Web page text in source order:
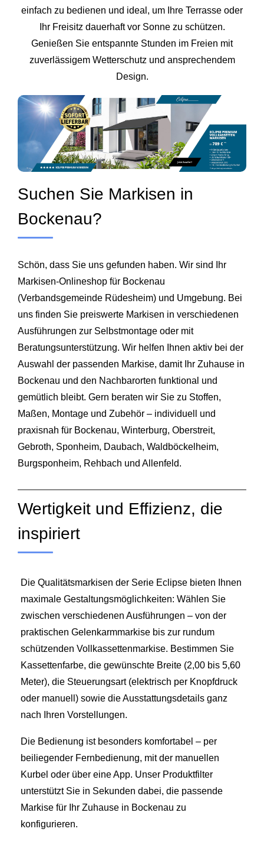
einfach zu bedienen und ideal, um Ihre Terrasse oder
Ihr Freisitz dauerhaft vor Sonne zu schützen.
Genießen Sie entspannte Stunden im Freien mit
zuverlässigem Wetterschutz und ansprechendem
Design.
Suchen Sie Markisen in
Bockenau?
Schön, dass Sie uns gefunden haben. Wir sind Ihr
Markisen-Onlineshop für Bockenau
(Verbandsgemeinde Rüdesheim) und Umgebung. Bei
uns finden Sie preiswerte Markisen in verschiedenen
Ausführungen zur Selbstmontage oder mit
Beratungsunterstützung. Wir helfen Ihnen aktiv bei der
Auswahl der passenden Markise, damit Ihr Zuhause in
Bockenau und den Nachbarorten funktional und
gemütlich bleibt. Gern beraten wir Sie zu Stoffen,
Maßen, Montage und Zubehör – individuell und
praxisnah für Bockenau, Winterburg, Oberstreit,
Gebroth, Sponheim, Daubach, Waldböckelheim,
Burgsponheim, Rehbach und Allenfeld.
Wertigkeit und Effizienz, die
inspiriert
Die Qualitätsmarkisen der Serie Eclipse bieten Ihnen
maximale Gestaltungsmöglichkeiten: Wählen Sie
zwischen verschiedenen Ausführungen – von der
praktischen Gelenkarmmarkise bis zur rundum
schützenden Vollkassettenmarkise. Bestimmen Sie
Kassettenfarbe, die gewünschte Breite (2,00 bis 5,60
Meter), die Steuerungsart (elektrisch per Knopfdruck
oder manuell) sowie die Ausstattungsdetails ganz
nach Ihren Vorstellungen.
Die Bedienung ist besonders komfortabel – per
beiliegender Fernbedienung, mit der manuellen
Kurbel oder über eine App. Unser Produktfilter
unterstützt Sie in Sekunden dabei, die passende
Markise für Ihr Zuhause in Bockenau zu
konfigurieren.